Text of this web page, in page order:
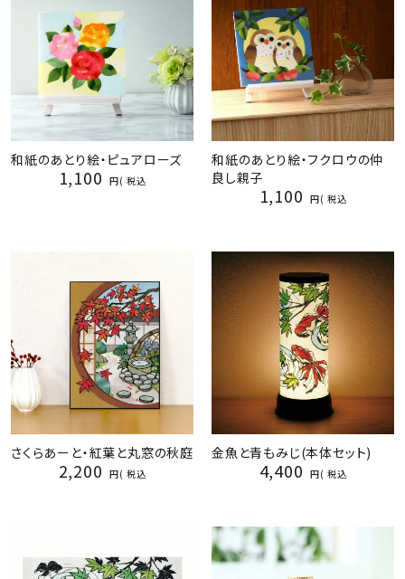
和紙のあとり絵・ピュアローズ
1,100 税込
和紙のあとり絵・フクロウの仲
良し親子
1,100 税込
さくらあーと・紅葉と丸窓の秋庭
2,200 税込
金魚と青もみじ(本体セット)
4,400 税込